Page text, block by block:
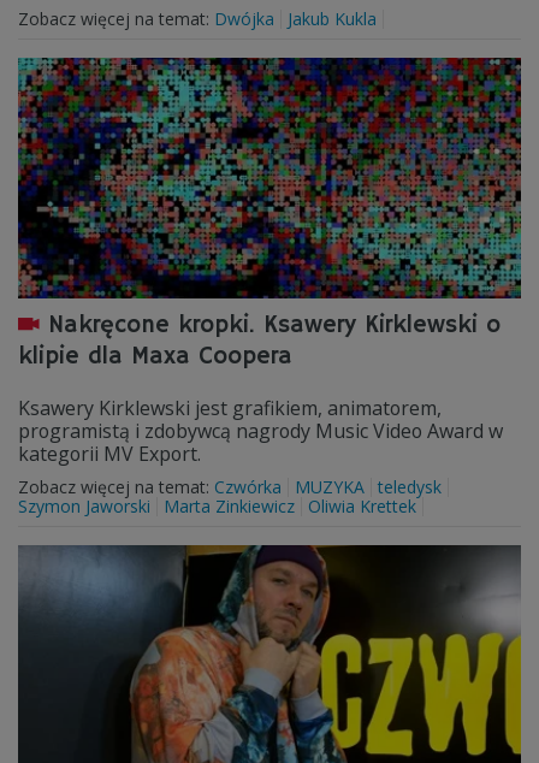
Zobacz więcej na temat: Dwójka Jakub Kukla
Nakręcone kropki. Ksawery Kirklewski o
klipie dla Maxa Coopera
Ksawery Kirklewski jest grafikiem, animatorem,
programistą i zdobywcą nagrody Music Video Award w
kategorii MV Export.
Zobacz więcej na temat: Czwórka MUZYKA teledysk
Szymon Jaworski
Marta Zinkiewicz Oliwia Krettek